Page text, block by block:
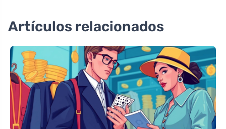
Artículos relacionados